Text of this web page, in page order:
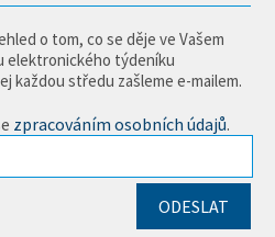
o tom, co se děje ve Vašem
elektronického týdeníku
každou středu zašleme e-mailem.
zpracováním osobních údajů.